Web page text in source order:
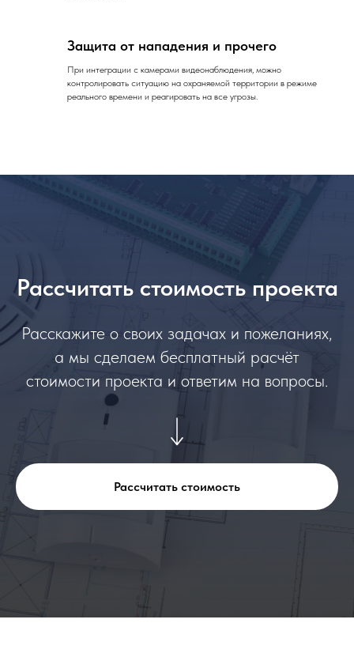
Защита от нападения и прочего
При интеграции с камерами видеонаблюдения, можно
контролировать ситуацию на охраняемой территории в режиме
реального времени и реагировать на все угрозы.
Рассчитать стоимость проекта
Расскажите о своих задачах и пожеланиях,
а мы сделаем бесплатный расчёт
стоимости проекта и ответим на вопросы.
Рассчитать стоимость